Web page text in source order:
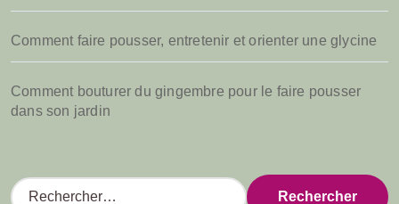
Comment faire pousser, entretenir et orienter une glycine
Comment bouturer du gingembre pour le faire pousser
dans son jardin
R